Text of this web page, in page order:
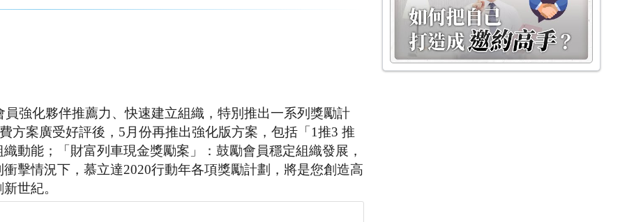
強化夥伴推薦力、快速建立組織，特別推出一系列獎勵計
方案廣受好評後，5月份再推出強化版方案，包括「1推3 推
動能；「財富列車現金獎勵案」：鼓勵會員穩定組織發展，
擊情況下，慕立達2020行動年各項獎勵計劃，將是您創造高
世紀。